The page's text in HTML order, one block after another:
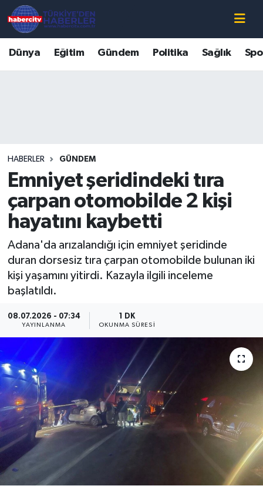
Dünya Eğitim Gündem Politika Sağlık
HABERLER GÜNDEM
Emniyet şeridindeki tıra
çarpan otomobilde 2 kişi
hayatını kaybetti
Adana'da arızalandığı için emniyet şeridinde
duran dorsesiz tıra çarpan otomobilde bulunan iki
kişi yaşamını yitirdi. Kazayla ilgili inceleme
başlatıldı.
08.07.2026 - 07:34
YAYINLANMA
1 DK
OKUNMA SÜRESI
Süper Lig Puan Durumu ve Fikstür
Tüm Manşetler
Son Dakika Haberleri
Haber Arşivi